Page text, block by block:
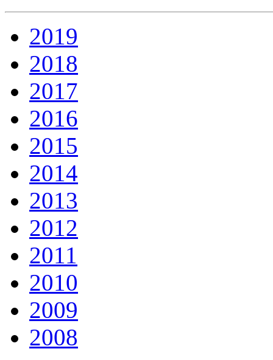
2019
2018
2017
2016
2015
2014
2013
2012
2011
2010
2009
2008